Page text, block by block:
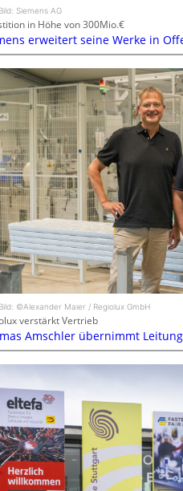
Siemens AG
in Höhe von 300Mio.€
erweitert seine Werke in
©Alexander Maier / Regiolux GmbH
verstärkt Vertrieb
Amschler übernimmt